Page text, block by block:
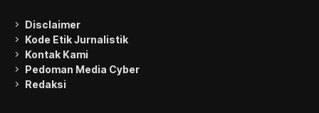
Disclaimer
Kode Etik Jurnalistik
Kontak Kami
Pedoman Media Cyber
Redaksi